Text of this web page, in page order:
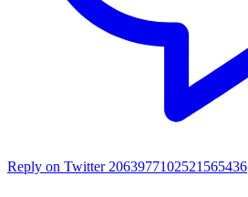
Reply on Twitter 2063977102521565436